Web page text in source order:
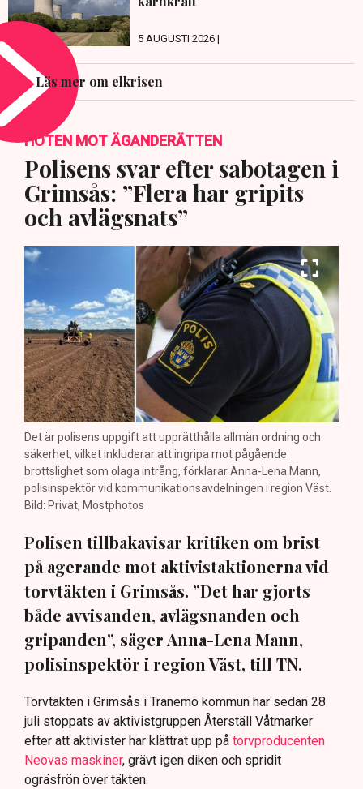
5 AUGUSTI 2026 |
Läs mer om elkrisen
HOTEN MOT ÄGANDERÄTTEN
Polisens svar efter sabotagen i
Grimsås: ”Flera har gripits
och avlägsnats”
Det är polisens uppgift att upprätthålla allmän ordning och
säkerhet, vilket inkluderar att ingripa mot pågående
brottslighet som olaga intrång, förklarar Anna-Lena Mann,
polisinspektör vid kommunikationsavdelningen i region Väst.
Bild: Privat, Mostphotos
Polisen tillbakavisar kritiken om brist
på agerande mot aktivistaktionerna vid
torvtäkten i Grimsås. ”Det har gjorts
både avvisanden, avlägsnanden och
gripanden”, säger Anna-Lena Mann,
polisinspektör i region Väst, till TN.
Torvtäkten i Grimsås i Tranemo kommun har sedan 28
juli stoppats av aktivistgruppen Återställ Våtmarker
efter att aktivister har klättrat upp på torvproducenten
Neovas maskiner, grävt igen diken och spridit
ogräsfrön över täkten.